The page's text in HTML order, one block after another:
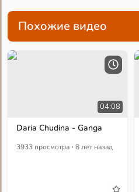
Похожие видео
04:08
Daria Chudina - Ganga
3933 просмотра · 8 лет назад